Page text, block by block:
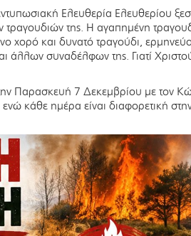
Ελευθερία Ελευθερίου
τραγουδιών της. Η αγαπημένη
χορό και δυνατό τραγούδι,
άλλων συναδέλφων της. Γιατί
Παρασκευή 7 Δεκεμβρίου με τον
κάθε ημέρα είναι διαφορετική